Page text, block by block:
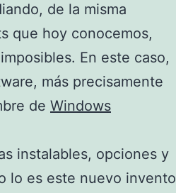
de la misma
que hoy conocemos,
En este caso,
más precisamente
de Windows
instalables, opciones y
lo es este nuevo invento